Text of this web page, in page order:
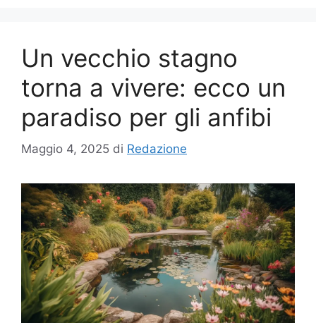
Un vecchio stagno
torna a vivere: ecco un
paradiso per gli anfibi
Maggio 4, 2025 di Redazione